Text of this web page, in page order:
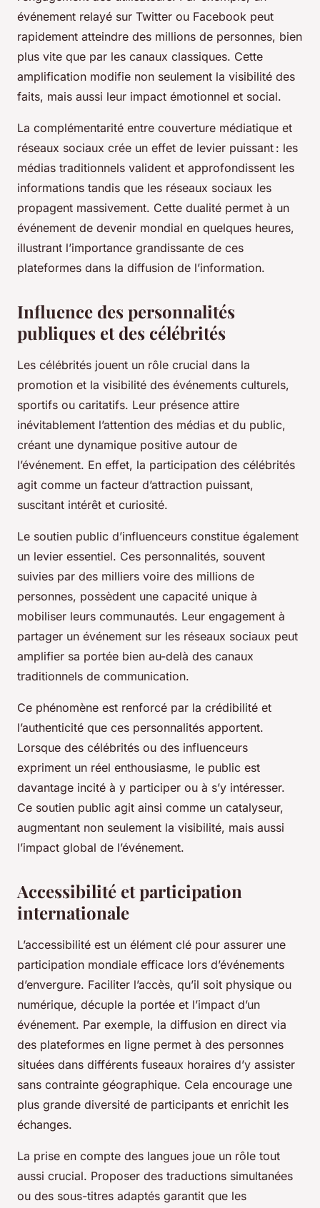
événement relayé sur Twitter ou Facebook peut
rapidement atteindre des millions de personnes, bien
plus vite que par les canaux classiques. Cette
amplification modifie non seulement la visibilité des
faits, mais aussi leur impact émotionnel et social.
La complémentarité entre couverture médiatique et
réseaux sociaux crée un effet de levier puissant : les
médias traditionnels valident et approfondissent les
informations tandis que les réseaux sociaux les
propagent massivement. Cette dualité permet à un
événement de devenir mondial en quelques heures,
illustrant l’importance grandissante de ces
plateformes dans la diffusion de l’information.
Influence des personnalités
publiques et des célébrités
Les célébrités jouent un rôle crucial dans la
promotion et la visibilité des événements culturels,
sportifs ou caritatifs. Leur présence attire
inévitablement l’attention des médias et du public,
créant une dynamique positive autour de
l’événement. En effet, la participation des célébrités
agit comme un facteur d’attraction puissant,
suscitant intérêt et curiosité.
Le soutien public d’influenceurs constitue également
un levier essentiel. Ces personnalités, souvent
suivies par des milliers voire des millions de
personnes, possèdent une capacité unique à
mobiliser leurs communautés. Leur engagement à
partager un événement sur les réseaux sociaux peut
amplifier sa portée bien au-delà des canaux
traditionnels de communication.
Ce phénomène est renforcé par la crédibilité et
l’authenticité que ces personnalités apportent.
Lorsque des célébrités ou des influenceurs
expriment un réel enthousiasme, le public est
davantage incité à y participer ou à s’y intéresser.
Ce soutien public agit ainsi comme un catalyseur,
augmentant non seulement la visibilité, mais aussi
l’impact global de l’événement.
Accessibilité et participation
internationale
L’accessibilité est un élément clé pour assurer une
participation mondiale efficace lors d’événements
d’envergure. Faciliter l’accès, qu’il soit physique ou
numérique, décuple la portée et l’impact d’un
événement. Par exemple, la diffusion en direct via
des plateformes en ligne permet à des personnes
situées dans différents fuseaux horaires d’y assister
sans contrainte géographique. Cela encourage une
plus grande diversité de participants et enrichit les
échanges.
La prise en compte des langues joue un rôle tout
aussi crucial. Proposer des traductions simultanées
ou des sous-titres adaptés garantit que les